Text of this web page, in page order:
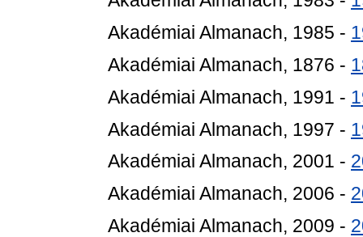
Akadémiai Almanach, 1985 -
Akadémiai Almanach, 1876 -
Akadémiai Almanach, 1991 -
Akadémiai Almanach, 1997 -
Akadémiai Almanach, 2001 -
Akadémiai Almanach, 2006 -
Akadémiai Almanach, 2009 -